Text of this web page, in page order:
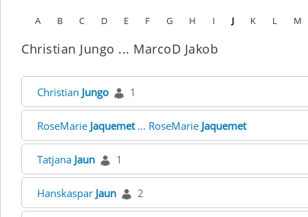
A B C D E F G H I J K L M
Christian Jungo ... MarcoD Jakob
Christian Jungo 1
RoseMarie Jaquemet... RoseMarie Jaquemet
Tatjana Jaun 1
Hanskaspar Jaun 2